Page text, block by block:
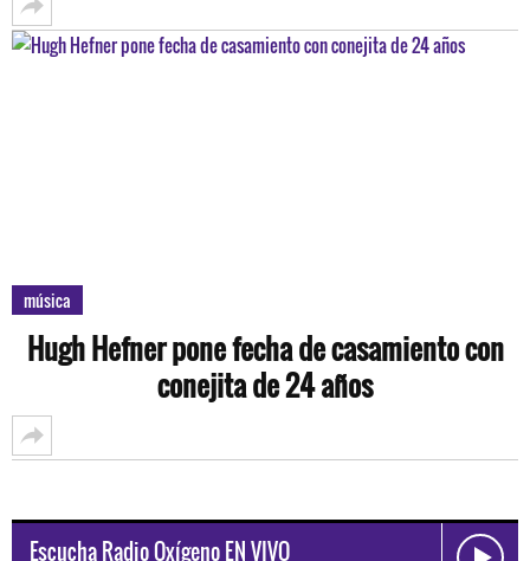
música
Hugh Hefner pone fecha de casamiento con
conejita de 24 años
Escucha Radio Oxígeno EN VIVO